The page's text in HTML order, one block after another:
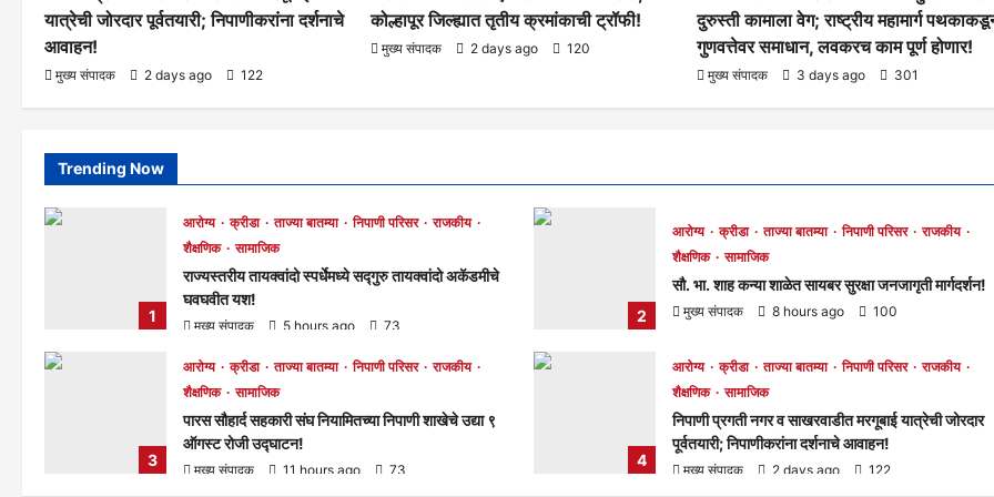
यात्रेची जोरदार पूर्वतयारी; निपाणीकरांना दर्शनाचे
आवाहन!
मुख्य संपादक 2 days ago 122
कोल्हापूर जिल्ह्यात तृतीय क्रमांकाची ट्रॉफी!
मुख्य संपादक 2 days ago 120
दुरुस्ती कामाला वेग; राष्ट्रीय महामार्ग
गुणवत्तेवर समाधान, लवकरच काम पूर्ण होणार!
मुख्य संपादक 3 days ago 301
Trending Now
1
आरोग्य क्रीडा ताज्या बातम्या निपाणी परिसर
राजकीय
शैक्षणिक
सामाजिक
राज्यस्तरीय तायक्वांदो स्पर्धेमध्ये सद्गुरु तायक्वांदो अकॅडमीचे
घवघवीत यश!
मुख्य संपादक 5 hours ago 73
2
आरोग्य क्रीडा ताज्या बातम्या निपाणी परिसर
राजकीय
शैक्षणिक
सामाजिक
सौ. भा. शाह कन्या शाळेत सायबर सुरक्षा जनजागृती मार्गदर्शन!
मुख्य संपादक 8 hours ago 100
3
आरोग्य क्रीडा ताज्या बातम्या निपाणी परिसर
राजकीय
शैक्षणिक
सामाजिक
पारस सौहार्द सहकारी संघ नियामितच्या निपाणी शाखेचे उद्या ९
ऑगस्ट रोजी उद्घाटन!
मुख्य संपादक 11 hours ago 73
4
आरोग्य क्रीडा ताज्या बातम्या निपाणी परिसर
राजकीय
शैक्षणिक
सामाजिक
निपाणी प्रगती नगर व साखरवाडीत मरगूबाई यात्रेची जोरदार
पूर्वतयारी; निपाणीकरांना दर्शनाचे आवाहन!
मुख्य संपादक 2 days ago 122